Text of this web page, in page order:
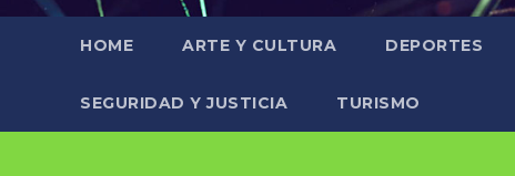
HOME ARTE Y CULTURA DEPORTES
SEGURIDAD Y JUSTICIA TURISMO